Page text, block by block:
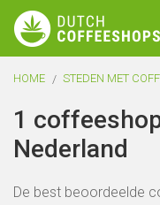
HOME STEDEN MET
1
Nederland
De best beoordeelde